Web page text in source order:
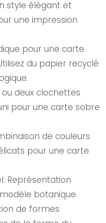
style élégant et
une impression
pour une carte
du papier recyclé
deux clochettes
pour une carte sobre
de couleurs
pour une carte
Représentation
botanique.
de formes